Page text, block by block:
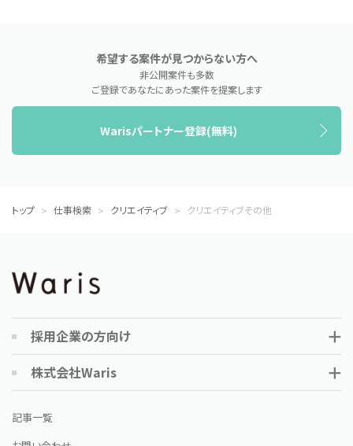
希望する案件が見つからない方へ
非公開案件も多数
ご登録であなたにあった案件を提案します
Warisパートナー登録(無料)
トップ 仕事検索 クリエイティブ クリエイティブその他
採用企業の方向け
株式会社Waris
記事一覧